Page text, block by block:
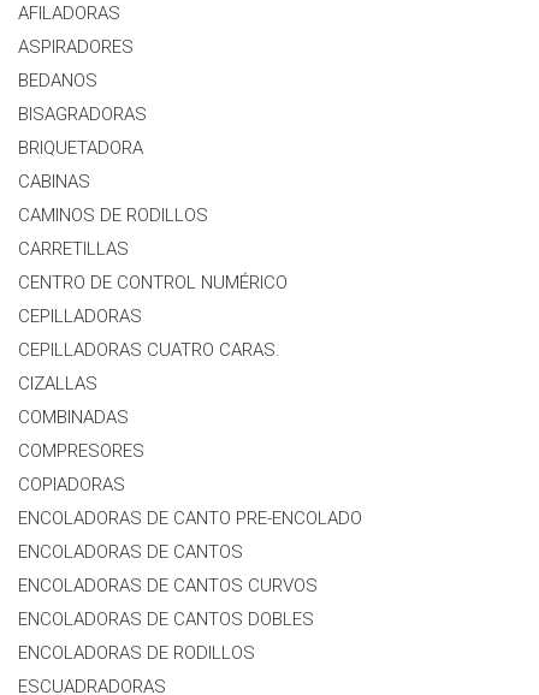
AFILADORAS
ASPIRADORES
BEDANOS
BISAGRADORAS
BRIQUETADORA
CABINAS
CAMINOS DE RODILLOS
CARRETILLAS
CENTRO DE CONTROL NUMÉRICO
CEPILLADORAS
CEPILLADORAS CUATRO CARAS.
CIZALLAS
COMBINADAS
COMPRESORES
COPIADORAS
ENCOLADORAS DE CANTO PRE-ENCOLADO
ENCOLADORAS DE CANTOS
ENCOLADORAS DE CANTOS CURVOS
ENCOLADORAS DE CANTOS DOBLES
ENCOLADORAS DE RODILLOS
ESCUADRADORAS